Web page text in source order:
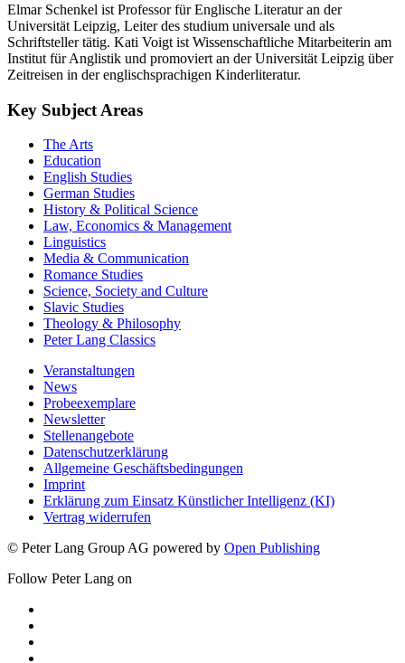
Elmar Schenkel ist Professor für Englische Literatur an der
Universität Leipzig, Leiter des studium universale und als
Schriftsteller tätig. Kati Voigt ist Wissenschaftliche Mitarbeiterin am
Institut für Anglistik und promoviert an der Universität Leipzig über
Zeitreisen in der englischsprachigen Kinderliteratur.
Key Subject Areas
The Arts
Education
English Studies
German Studies
History & Political Science
Law, Economics & Management
Linguistics
Media & Communication
Romance Studies
Science, Society and Culture
Slavic Studies
Theology & Philosophy
Peter Lang Classics
Veranstaltungen
News
Probeexemplare
Newsletter
Stellenangebote
Datenschutzerklärung
Allgemeine Geschäftsbedingungen
Imprint
Erklärung zum Einsatz Künstlicher Intelligenz (KI)
Vertrag widerrufen
© Peter Lang Group AG powered by Open Publishing
Follow Peter Lang on